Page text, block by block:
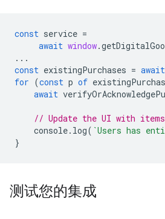
const service =
await window.
...
const existingPurchases = await
for (const p of
await
// Update the UI with
console. log( `Users has
}
测试您的集成